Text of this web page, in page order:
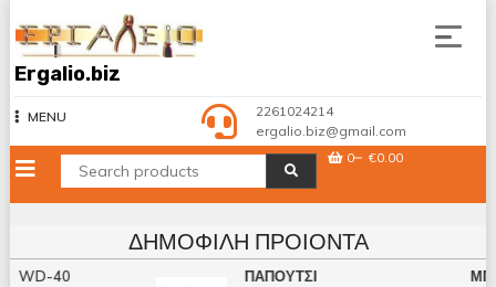
to
content
Ergalio.biz
MENU
2261024214
ergalio.biz@gmail.com
0
€0.00
ΔΗΜΟΦΙΛΉ ΠΡΟΙΌΝΤΑ
WD-40
ΠΑΠΟΥΤΣΙ